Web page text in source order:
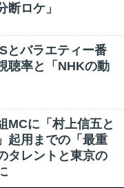
断ロケ」
とバラエティー番
聴率と「NHKの動
MCに「村上信五と
起用までの「最重
タレントと東京の